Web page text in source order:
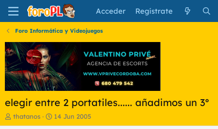
Acceder Regístrate
Foro Informática y Videojuegos
elegir entre 2 portatiles...... añadimos un 3º
I
n
thatanos
F
e
14 Jun 2005